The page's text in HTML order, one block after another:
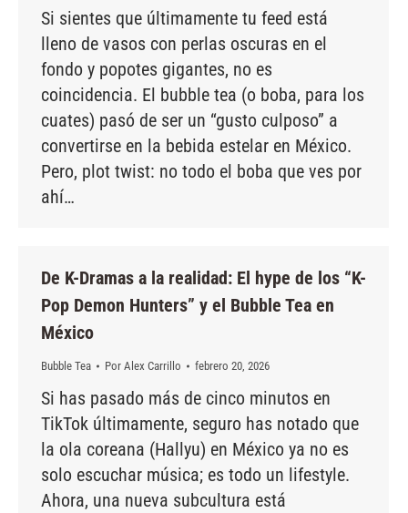
Si sientes que últimamente tu feed está
lleno de vasos con perlas oscuras en el
fondo y popotes gigantes, no es
coincidencia. El bubble tea (o boba, para los
cuates) pasó de ser un “gusto culposo” a
convertirse en la bebida estelar en México.
Pero, plot twist: no todo el boba que ves por
ahí…
De K-Dramas a la realidad: El hype de los “K-
Pop Demon Hunters” y el Bubble Tea en
México
Bubble Tea Por Alex Carrillo febrero 20, 2026
Si has pasado más de cinco minutos en
TikTok últimamente, seguro has notado que
la ola coreana (Hallyu) en México ya no es
solo escuchar música; es todo un lifestyle.
Ahora, una nueva subcultura está